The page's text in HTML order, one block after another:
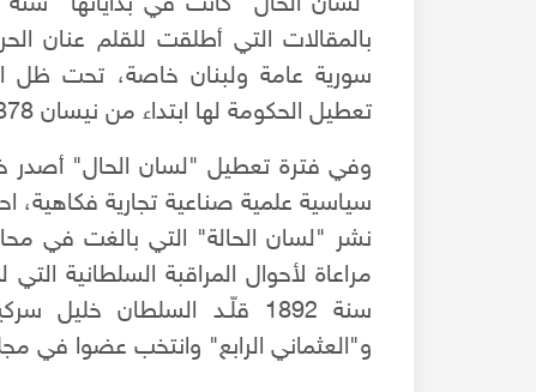
بالمقالات التي أطلقت للقلم عنان
سورية عامة ولبنان خاصة، تحت ظل
تعطيل الحكومة لها ابتداء من نيسان 1878م.
وفي فترة تعطيل "لسان الحال"
سياسية علمية صناعية تجارية فكاهية،
نشر "لسان الحالة" التي بالغت في
مراعاة لأحوال المراقبة السلطانية
سنة 1892 قلّـد السلطان
و"العثماني الرابع" وانتخب عضوا في
البحث عن صومعة إخوان الصفا وخلان الوفا -
المشهد العالي